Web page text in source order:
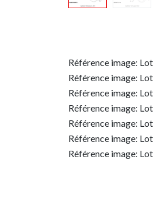
Référence image:
Référence image:
Référence image:
Référence image:
Référence image:
Référence image:
Référence image: